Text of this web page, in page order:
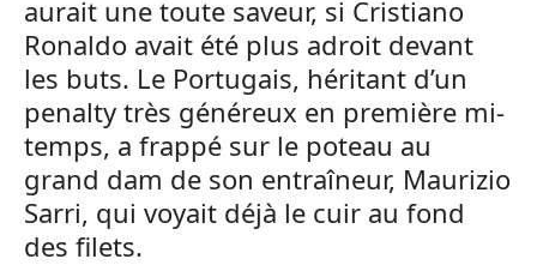
aurait une toute saveur, si Cristiano
Ronaldo avait été plus adroit devant
les buts. Le Portugais, héritant d’un
penalty très généreux en première mi-
temps, a frappé sur le poteau au
grand dam de son entraîneur, Maurizio
Sarri, qui voyait déjà le cuir au fond
des filets.